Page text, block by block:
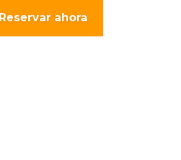
Reservar ahora